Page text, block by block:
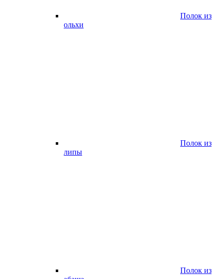
Полок из
ольхи
Полок из
липы
Полок из